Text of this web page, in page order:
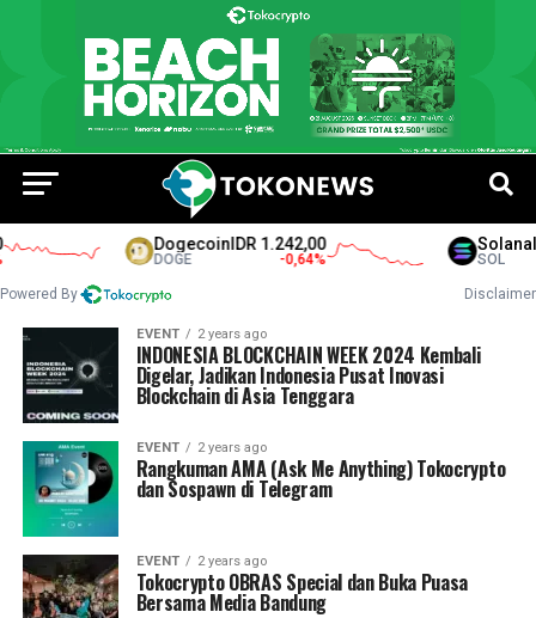
DogecoinIDR 1.242,00
DOGE -0,64 %
Solana
SOL
Powered By Disclaimer
EVENT 2 years ago
INDONESIA BLOCKCHAIN WEEK 2024 Kembali
Digelar, Jadikan Indonesia Pusat Inovasi
Blockchain di Asia Tenggara
EVENT 2 years ago
Rangkuman AMA (Ask Me Anything) Tokocrypto
dan Sospawn di Telegram
EVENT 2 years ago
Tokocrypto OBRAS Special dan Buka Puasa
Bersama Media Bandung